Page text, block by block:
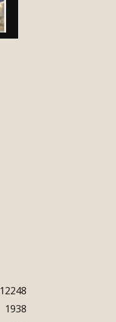
12248
1938